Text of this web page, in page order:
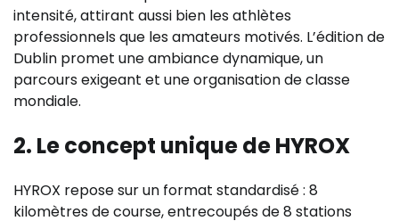
intensité, attirant aussi bien les athlètes
professionnels que les amateurs motivés. L’édition de
Dublin promet une ambiance dynamique, un
parcours exigeant et une organisation de classe
mondiale.
2. Le concept unique de HYROX
HYROX repose sur un format standardisé : 8
kilomètres de course, entrecoupés de 8 stations